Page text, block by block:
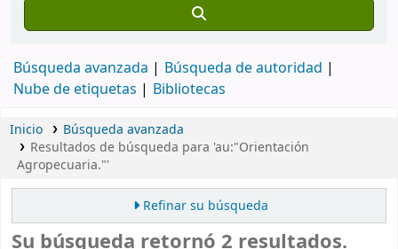
Búsqueda avanzada
Búsqueda de autoridad
Nube de etiquetas
Bibliotecas
Inicio
Búsqueda avanzada
Resultados de búsqueda para 'au:"Orientación
Agropecuaria."'
Refinar su búsqueda
Su búsqueda retornó 2 resultados.